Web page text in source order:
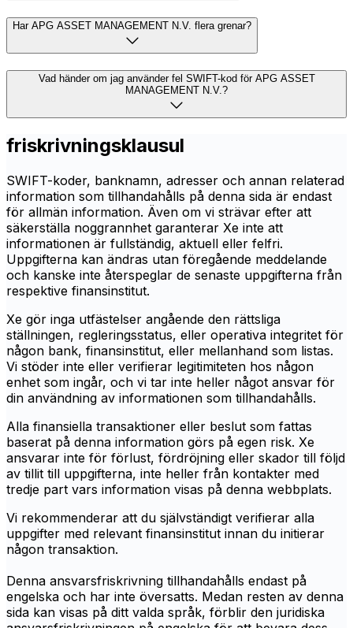
Har APG ASSET MANAGEMENT N.V. flera grenar?
Vad händer om jag använder fel SWIFT-kod för APG ASSET
MANAGEMENT N.V.?
friskrivningsklausul
SWIFT-koder, banknamn, adresser och annan relaterad
information som tillhandahålls på denna sida är endast
för allmän information. Även om vi strävar efter att
säkerställa noggrannhet garanterar Xe inte att
informationen är fullständig, aktuell eller felfri.
Uppgifterna kan ändras utan föregående meddelande
och kanske inte återspeglar de senaste uppgifterna från
respektive finansinstitut.
Xe gör inga utfästelser angående den rättsliga
ställningen, regleringsstatus, eller operativa integritet för
någon bank, finansinstitut, eller mellanhand som listas.
Vi stöder inte eller verifierar legitimiteten hos någon
enhet som ingår, och vi tar inte heller något ansvar för
din användning av informationen som tillhandahålls.
Alla finansiella transaktioner eller beslut som fattas
baserat på denna information görs på egen risk. Xe
ansvarar inte för förlust, fördröjning eller skador till följd
av tillit till uppgifterna, inte heller från kontakter med
tredje part vars information visas på denna webbplats.
Vi rekommenderar att du självständigt verifierar alla
uppgifter med relevant finansinstitut innan du initierar
någon transaktion.
Denna ansvarsfriskrivning tillhandahålls endast på
engelska och har inte översatts. Medan resten av denna
sida kan visas på ditt valda språk, förblir den juridiska